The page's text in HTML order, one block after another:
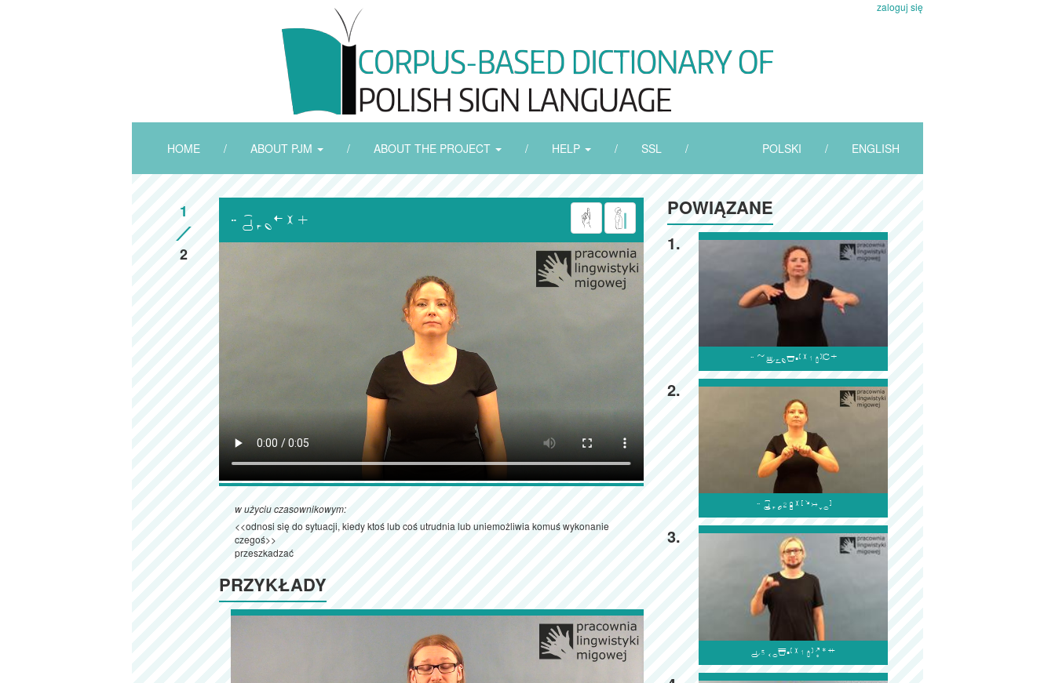
zaloguj się
HOME / ABOUT PJM / ABOUT THE PROJECT / HELP / SSL / POLSKI / ENGLISH
1
2

w użyciu czasownikowym:
<<odnosi się do sytuacji, kiedy ktoś lub coś utrudnia lub uniemożliwia komuś wykonanie
czegoś>>
przeszkadzać
PRZYKŁADY
POWIĄZANE
1.

2.

3.
